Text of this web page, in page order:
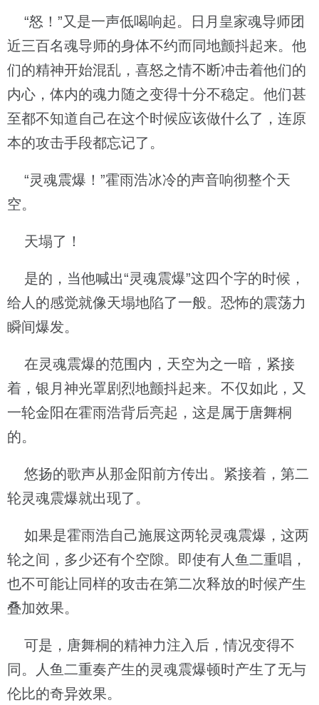
“怒！”又是一声低喝响起。日月皇家魂导师团
近三百名魂导师的身体不约而同地颤抖起来。他
们的精神开始混乱，喜怒之情不断冲击着他们的
内心，体内的魂力随之变得十分不稳定。他们甚
至都不知道自己在这个时候应该做什么了，连原
本的攻击手段都忘记了。
“灵魂震爆！”霍雨浩冰冷的声音响彻整个天
空。
天塌了！
是的，当他喊出“灵魂震爆”这四个字的时候，
给人的感觉就像天塌地陷了一般。恐怖的震荡力
瞬间爆发。
在灵魂震爆的范围内，天空为之一暗，紧接
着，银月神光罩剧烈地颤抖起来。不仅如此，又
一轮金阳在霍雨浩背后亮起，这是属于唐舞桐
的。
悠扬的歌声从那金阳前方传出。紧接着，第二
轮灵魂震爆就出现了。
如果是霍雨浩自己施展这两轮灵魂震爆，这两
轮之间，多少还有个空隙。即使有人鱼二重唱，
也不可能让同样的攻击在第二次释放的时候产生
叠加效果。
可是，唐舞桐的精神力注入后，情况变得不
同。人鱼二重奏产生的灵魂震爆顿时产生了无与
伦比的奇异效果。